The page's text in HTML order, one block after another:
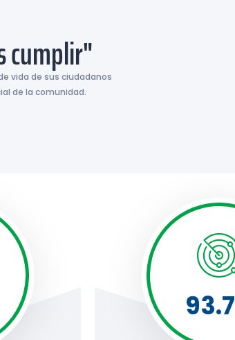
cumplir"
vida de sus ciudadanos
de la comunidad.
93.7